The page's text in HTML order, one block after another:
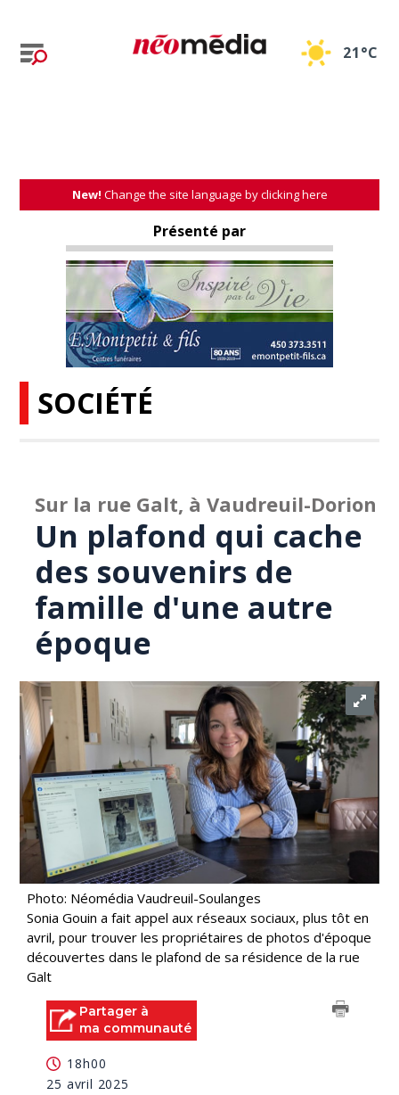
21°C
New! Change the site language by clicking here
Présenté par
SOCIÉTÉ
Sur la rue Galt, à Vaudreuil-Dorion
Un plafond qui cache
des souvenirs de
famille d'une autre
époque
Photo: Néomédia Vaudreuil-Soulanges
Sonia Gouin a fait appel aux réseaux sociaux, plus tôt en
avril, pour trouver les propriétaires de photos d'époque
découvertes dans le plafond de sa résidence de la rue
Galt
Partager à
ma communauté
18h00
25 avril 2025